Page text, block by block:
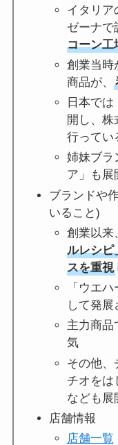
イタリア
ゼーナで
コーン工
創業当時
商品が、
日本で
開し、株
行ってい
姉妹ブラ
ア」も展
ブランドや
いること)
創業以来、
ルレシピ
スを重視
「ウエ
して発
主力商品
気
その他、
チオをは
なども展
店舗情報
店舗一覧